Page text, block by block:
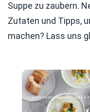
Suppe zu zaubern.
Zutaten und Tipps,
machen? Lass uns